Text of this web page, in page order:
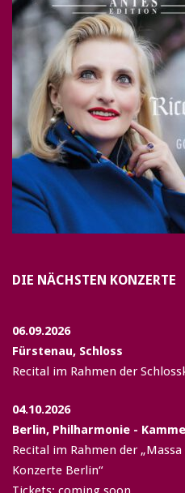
DIE NÄCHSTEN KONZERTE
06.09.2026
Fürstenau, Schloss
Recital im Rahmen der
04.10.2026
Berlin, Philharmonie -
Recital im Rahmen der
Konzerte Berlin“